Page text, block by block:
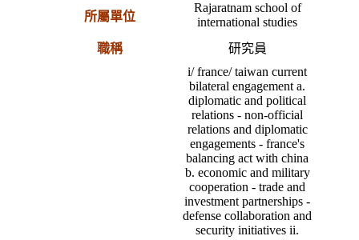
所屬單位
Rajaratnam school of
international studies
職稱
研究員
i/ france/ taiwan current
bilateral engagement a.
diplomatic and political
relations - non-official
relations and diplomatic
engagements - france's
balancing act with china
b. economic and military
cooperation - trade and
investment partnerships -
defense collaboration and
security initiatives ii.